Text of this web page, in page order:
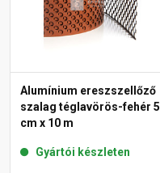
Alumínium ereszszellőző
szalag téglavörös-fehér 5
cm x 10 m
Gyártói készleten